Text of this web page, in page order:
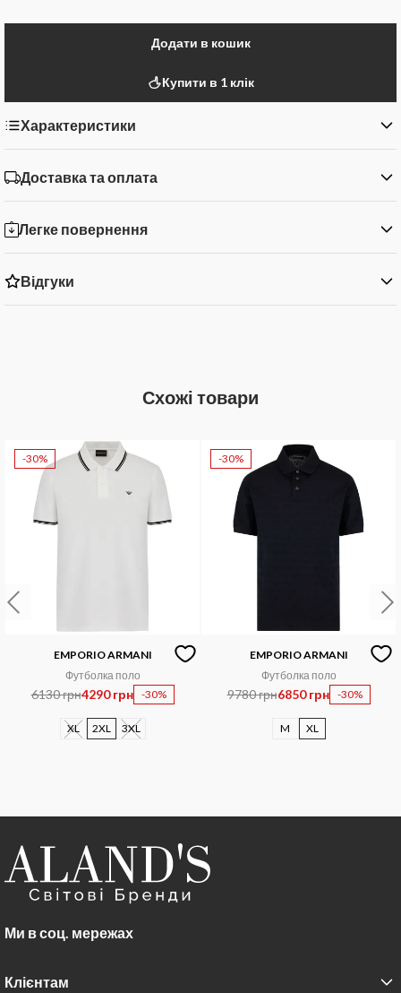
Додати в кошик
Купити в 1 клік
Характеристики
Доставка та оплата
Легке повернення
Відгуки
Схожі товари
-30%
EMPORIO ARMANI
Футболка поло
6130 грн4290 грн -30%
XL 2XL 3XL
-30%
EMPORIO ARMANI
Футболка поло
9780 грн6850 грн -30%
M XL
Ми в соц. мережах
Клієнтам